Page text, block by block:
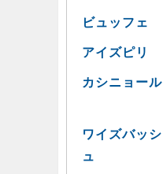
ビュッフェ
アイズピリ
カシニョール
ワイズバッシ
ュ